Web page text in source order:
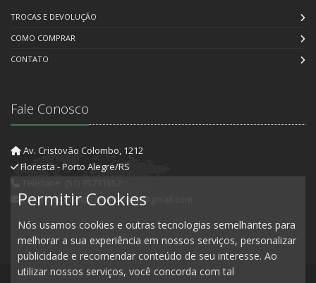
TROCAS E DEVOLUÇÃO
COMO COMPRAR
CONTATO
Fale Conosco
Av. Cristovão Colombo, 1212
Floresta - Porto Alegre/RS
E-mail: artedecorartesanato@gmail.com
Permitir Cookies
Nós usamos cookies e outras tecnologias semelhantes para
melhorar a sua experiência em nossos serviços, personalizar
publicidade e recomendar conteúdo de seu interesse. Ao
utilizar nossos serviços, você concorda com tal